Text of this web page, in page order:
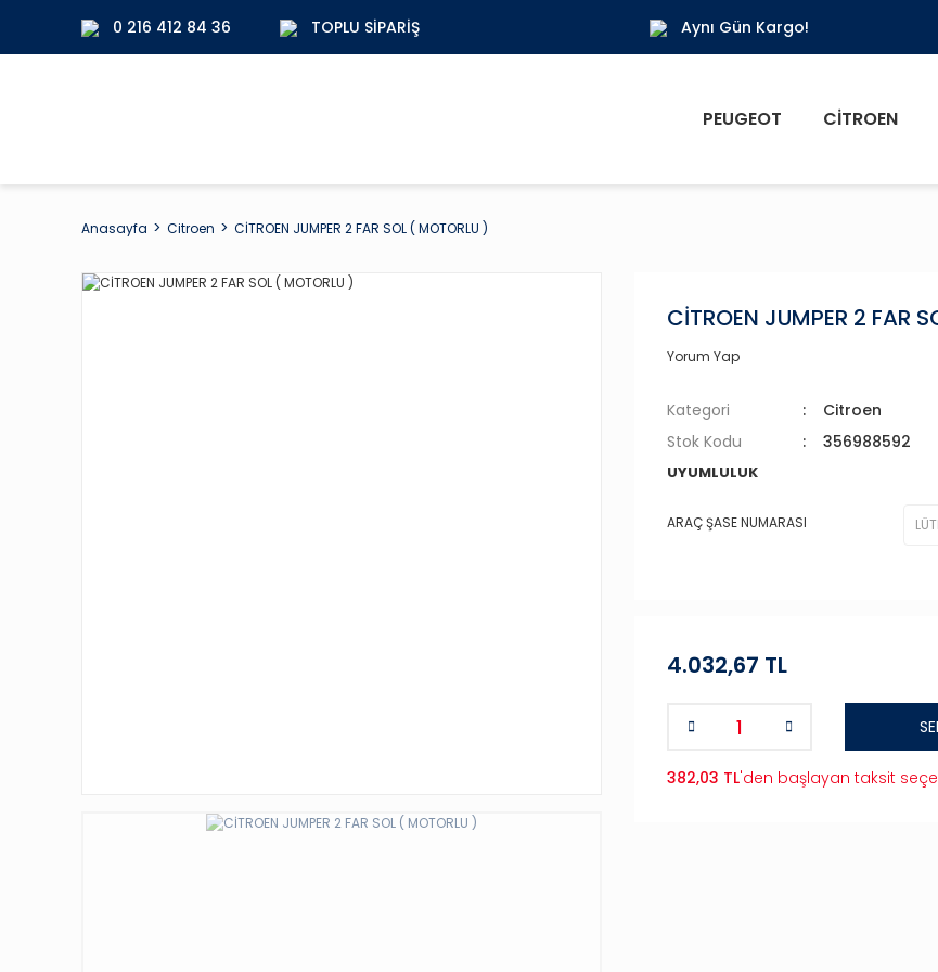
0 216 412 84 36 TOPLU SIPARIŞ Aynı Gün Kargo!
PEUGEOT CITROEN
Anasayfa Citroen CİTROEN JUMPER 2 FAR SOL ( MOTORLU )
CİTROEN JUMPER 2 FAR
Yorum Yap
Kategori
Citroen
Stok Kodu
356988592
UYUMLULUK
ARAÇ ŞASE NUMARASI
4.032,67 TL
382,03 TL'den başlayan taksit